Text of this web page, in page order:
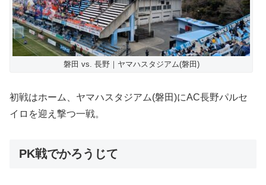
磐田 vs. 長野｜ヤマハスタジアム(磐田)
初戦はホーム、ヤマハスタジアム(磐田)にAC長野パルセ
イロを迎え撃つ一戦。
PK戦でかろうじて